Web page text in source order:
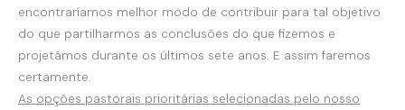
encontraríamos melhor modo de contribuir para tal objetivo
do que partilharmos as conclusões do que fizemos e
projetámos durante os últimos sete anos. E assim faremos
certamente.
As opções pastorais prioritárias selecionadas pelo nosso